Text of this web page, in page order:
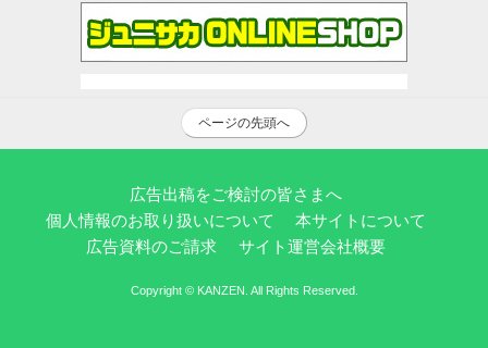
ページの先頭へ
広告出稿をご検討の皆さまへ
個人情報のお取り扱いについて
本サイトについて
広告資料のご請求
サイト運営会社概要
Copyright © KANZEN. All Rights Reserved.